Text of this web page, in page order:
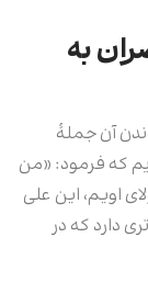
به
آن جملۀ
که فرمود: «من
اویم، این علی
دارد که در